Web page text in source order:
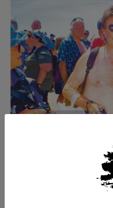
Commander le